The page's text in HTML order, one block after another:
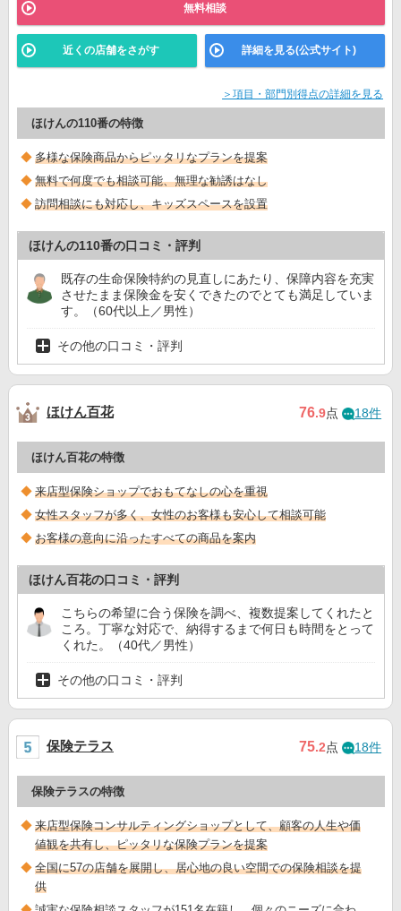
無料相談
近くの店舗をさがす 詳細を見る(公式サイト)
＞項目・部門別得点の詳細を見る
ほけんの110番の特徴
多様な保険商品からピッタリなプランを提案
無料で何度でも相談可能、無理な勧誘はなし
訪問相談にも対応し、キッズスペースを設置
ほけんの110番の口コミ・評判
既存の生命保険特約の見直しにあたり、保障内容を充実
させたまま保険金を安くできたのでとても満足していま
す。（60代以上／男性）
その他の口コミ・評判
ほけん百花 76.9点 18件
ほけん百花の特徴
来店型保険ショップでおもてなしの心を重視
女性スタッフが多く、女性のお客様も安心して相談可能
お客様の意向に沿ったすべての商品を案内
ほけん百花の口コミ・評判
こちらの希望に合う保険を調べ、複数提案してくれたと
ころ。丁寧な対応で、納得するまで何日も時間をとって
くれた。（40代／男性）
その他の口コミ・評判
保険テラス 75.2点 18件
保険テラスの特徴
来店型保険コンサルティングショップとして、顧客の人生や価
値観を共有し、ピッタリな保険プランを提案
全国に57の店舗を展開し、居心地の良い空間での保険相談を提
供